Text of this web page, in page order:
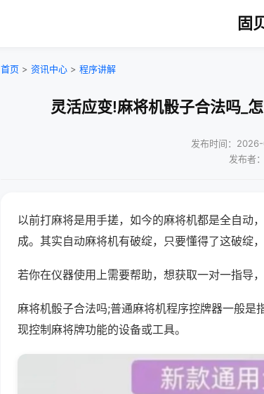
固
首页 > 资讯中心 > 程序讲解
灵活应变!麻将机骰子合法吗_
发布时间：
发布者
以前打麻将是用手搓，如今的麻将机都是全自动
成。其实自动麻将机有破绽，只要懂得了这破绽
若你在仪器使用上需要帮助，想获取一对一指导
麻将机骰子合法吗;普通麻将机程序控牌器一般
现控制麻将牌功能的设备或工具。